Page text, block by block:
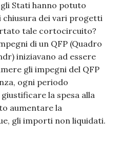
Stati hanno potuto
dei vari progetti
tale cortocircuito?
di un QFP (Quadro
iniziavano ad essere
gli impegni del QFP
ogni periodo
la spesa alla
aumentare la
gli importi non liquidati.